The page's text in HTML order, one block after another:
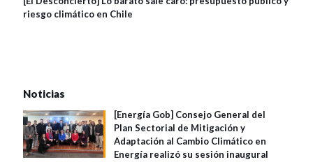
riesgo climático en Chile
Noticias
[Energía Gob] Consejo General del
Plan Sectorial de Mitigación y
Adaptación al Cambio Climático en
Energía realizó su sesión inaugural